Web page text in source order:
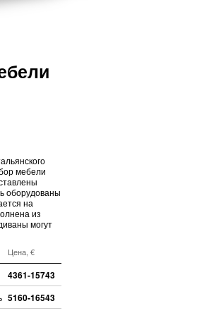
мебели
оборудованы
на
из
могут
Цена, €
4361-15743
5160-16543